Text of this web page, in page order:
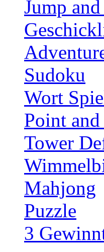
Jump
Sudoku
Wort
Point
Tower
Mahjong
Puzzle
3